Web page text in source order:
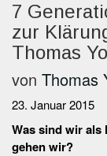
7
zur
Thomas
von Thomas
23. Januar 2015
Was sind wir als
gehen wir?